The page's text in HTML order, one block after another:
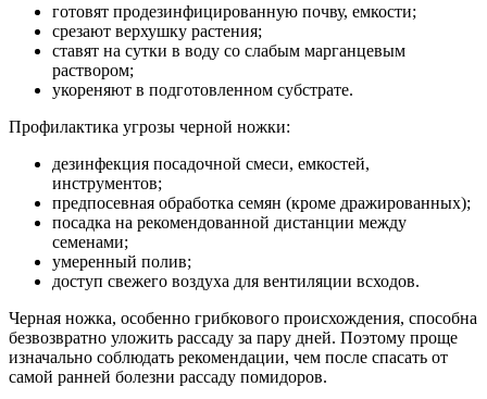
готовят продезинфицированную почву, емкости;
срезают верхушку растения;
ставят на сутки в воду со слабым марганцевым
раствором;
укореняют в подготовленном субстрате.
Профилактика угрозы черной ножки:
дезинфекция посадочной смеси, емкостей,
инструментов;
предпосевная обработка семян (кроме дражированных);
посадка на рекомендованной дистанции между
семенами;
умеренный полив;
доступ свежего воздуха для вентиляции всходов.
Черная ножка, особенно грибкового происхождения, способна
безвозвратно уложить рассаду за пару дней. Поэтому проще
изначально соблюдать рекомендации, чем после спасать от
самой ранней болезни рассаду помидоров.